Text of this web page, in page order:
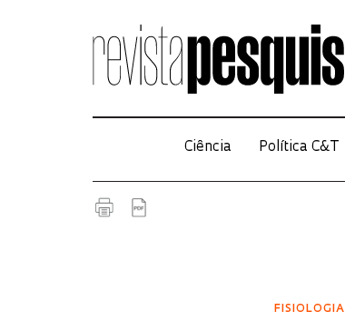
Ciência Política C&T
FISIOLOGIA